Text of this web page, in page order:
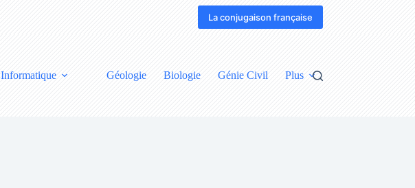
La conjugaison française
Informatique Géologie Biologie Génie Civil Plus